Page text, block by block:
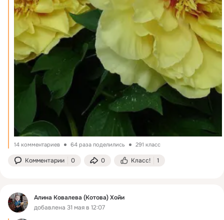
14 комментариев 64 раза поделились 291 класс
Комментарии 0 0 Класс! 1
Алина Ковалева (Котова) Хойи
добавлена 31 мая в 12:07